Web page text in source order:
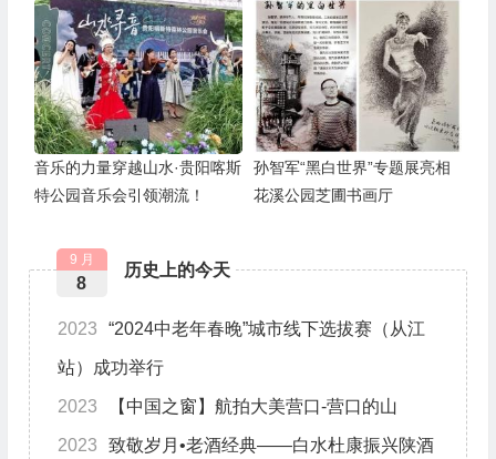
社区圆满举行
音乐的力量穿越山水·贵阳喀斯
特公园音乐会引领潮流！
孙智军“黑白世界”专题展亮相
花溪公园芝圃书画厅
历史上的今天
9 月
8
2023 “2024中老年春晚”城市线下选拔赛（从江
站）成功举行
2023 【中国之窗】航拍大美营口-营口的山
2023 致敬岁月•老酒经典——白水杜康振兴陕酒